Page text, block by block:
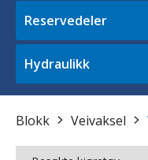
Reservedeler
Hydraulikk
Blokk Veivaksel